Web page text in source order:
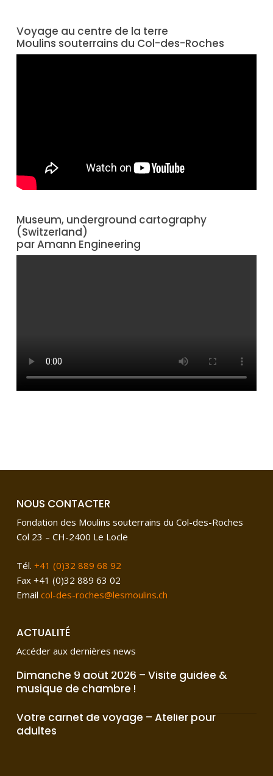
Voyage au centre de la terre
Moulins souterrains du Col-des-Roches
Museum, underground cartography
(Switzerland)
par Amann Engineering
NOUS CONTACTER
Fondation des Moulins souterrains du Col-des-Roches
Col 23 – CH-2400 Le Locle
Tél. +41 (0)32 889 68 92
Fax +41 (0)32 889 63 02
Email col-des-roches@lesmoulins.ch
ACTUALITÉ
Accéder aux dernières news
9
août
2026
Visite
guidée
&
Dimanche 9 août 2026 – Visite guidée &
musique de chambre !
carnet
de
voyage
Votre carnet de voyage – Atelier pour
adultes